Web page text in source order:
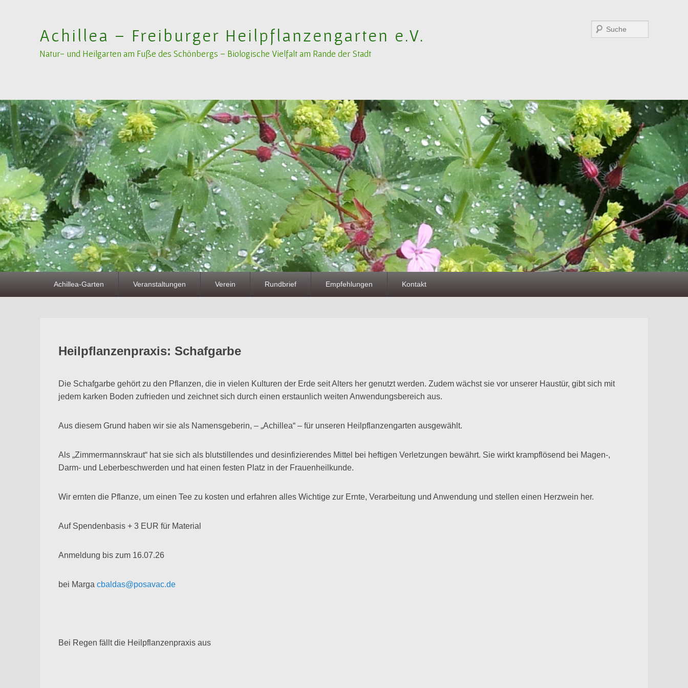
Achillea – Freiburger Heilpflanzengarten e.V.
Natur- und Heilgarten am Fuße des Schönbergs – Biologische Vielfalt am Rande der Stadt
Suchen
Achillea-Garten Veranstaltungen Verein Rundbrief Empfehlungen Kontakt
Heilpflanzenpraxis: Schafgarbe
Die Schafgarbe gehört zu den Pflanzen, die in vielen Kulturen der Erde seit Alters her genutzt werden. Zudem wächst sie vor unserer Haustür, gibt sich mit
jedem karken Boden zufrieden und zeichnet sich durch einen erstaunlich weiten Anwendungsbereich aus.
Aus diesem Grund haben wir sie als Namensgeberin, – „Achillea“ – für unseren Heilpflanzengarten ausgewählt.
Als „Zimmermannskraut“ hat sie sich als blutstillendes und desinfizierendes Mittel bei heftigen Verletzungen bewährt. Sie wirkt krampflösend bei Magen-,
Darm- und Leberbeschwerden und hat einen festen Platz in der Frauenheilkunde.
Wir ernten die Pflanze, um einen Tee zu kosten und erfahren alles Wichtige zur Ernte, Verarbeitung und Anwendung und stellen einen Herzwein her.
Auf Spendenbasis + 3 EUR für Material
Anmeldung bis zum 16.07.26
bei Marga cbaldas@posavac.de
Bei Regen fällt die Heilpflanzenpraxis aus